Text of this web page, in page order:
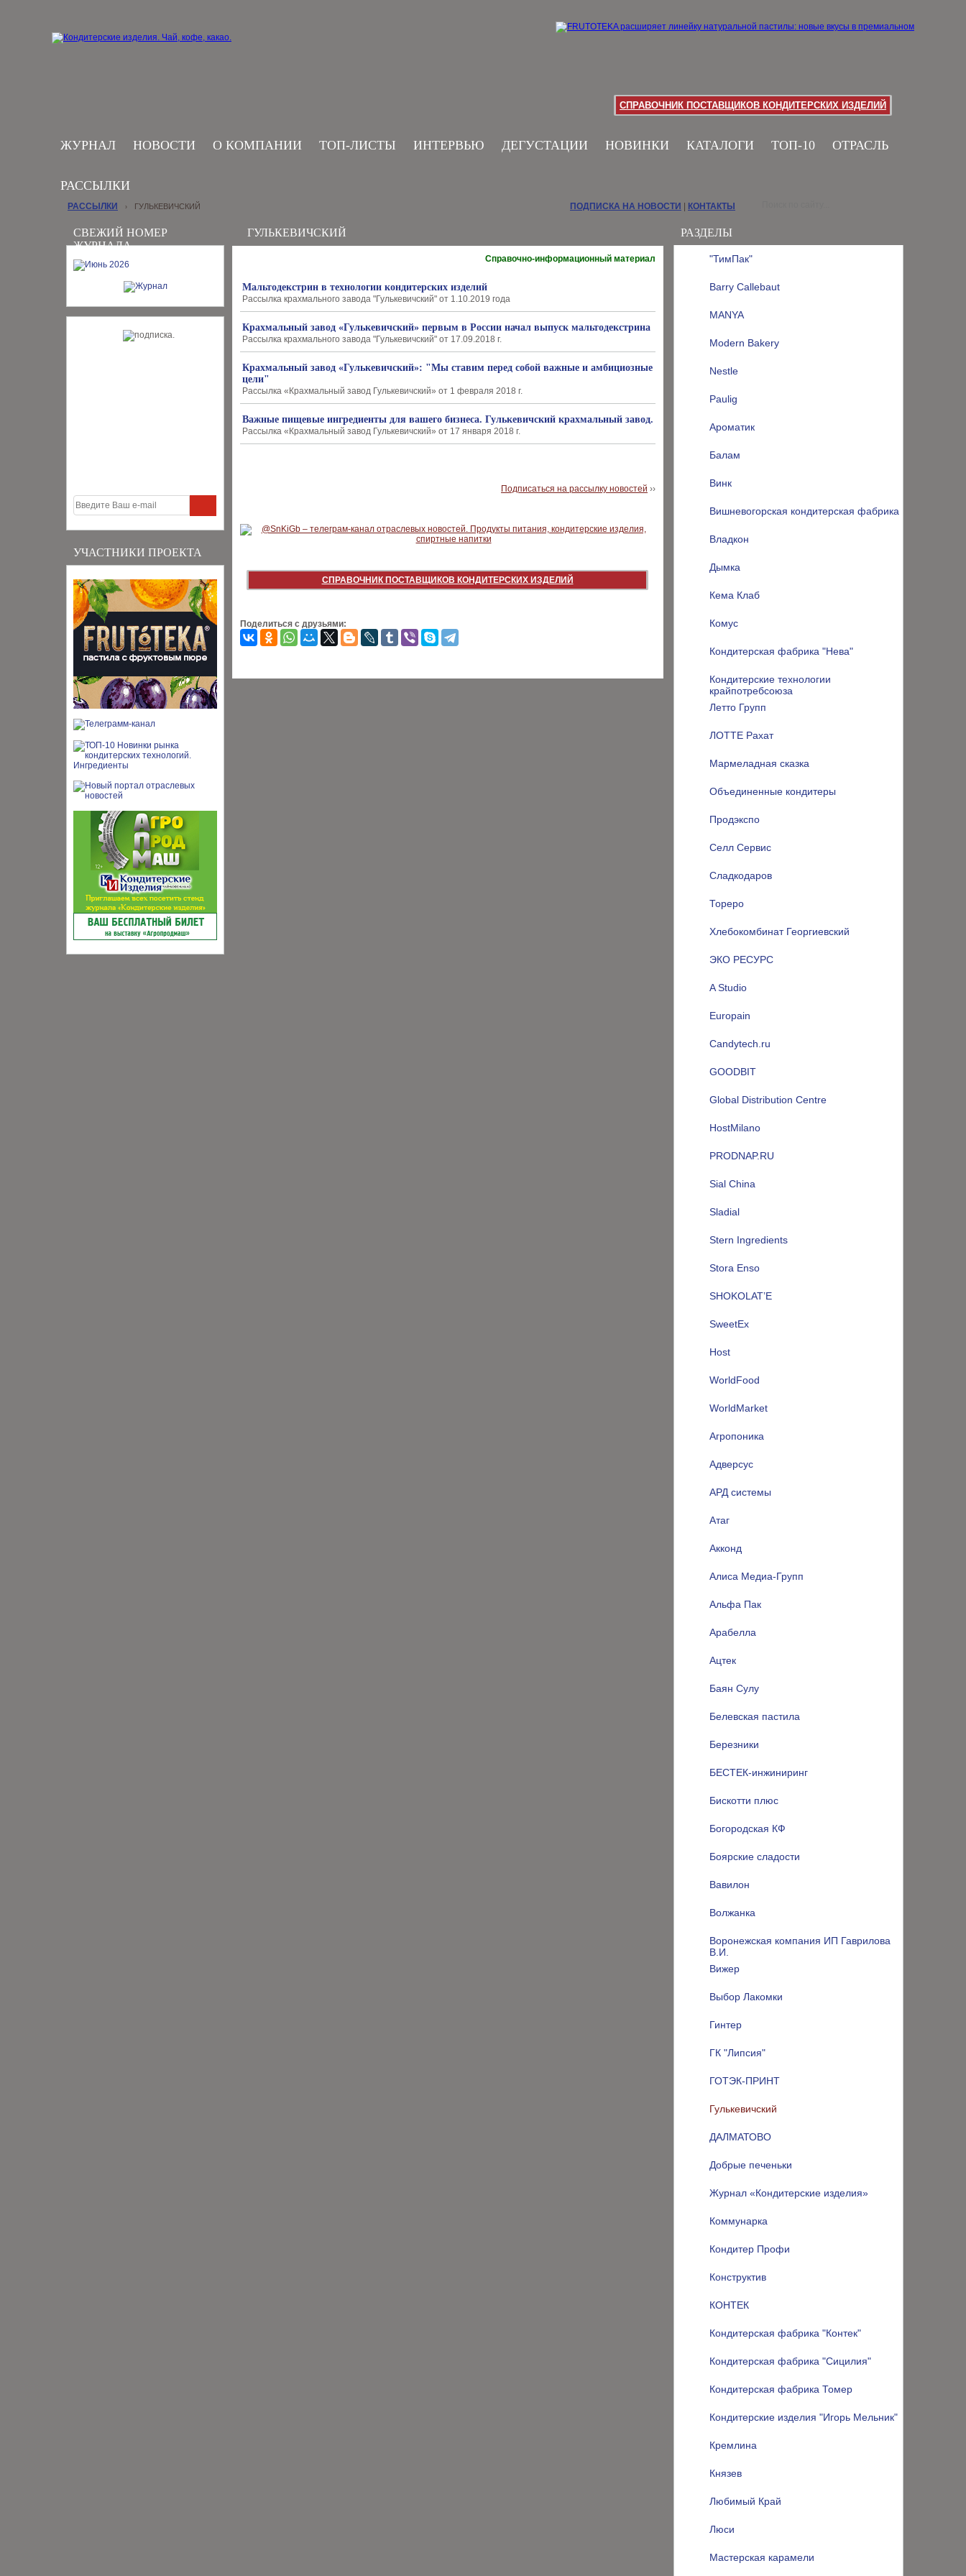
СПРАВОЧНИК ПОСТАВЩИКОВ КОНДИТЕРСКИХ ИЗДЕЛИЙ
ЖУРНАЛ НОВОСТИ О КОМПАНИИ ТОП-ЛИСТЫ ИНТЕРВЬЮ ДЕГУСТАЦИИ НОВИНКИ КАТАЛОГИ ТОП-10 ОТРАСЛЬ
РАССЫЛКИ
СВЕЖИЙ НОМЕР
ЖУРНАЛА
УЧАСТНИКИ ПРОЕКТА
РАЗДЕЛЫ
"ТимПак"
Barry Callebaut
MANYA
Modern Bakery
Nestle
Paulig
Ароматик
Балам
Винк
Вишневогорская кондитерская фабрика
Владкон
Дымка
Кема Клаб
Комус
Кондитерская фабрика "Нева"
Кондитерские технологии
крайпотребсоюза
Летто Групп
ЛОТТЕ Рахат
Мармеладная сказка
Объединенные кондитеры
Продэкспо
Селл Сервис
Сладкодаров
Тореро
Хлебокомбинат Георгиевский
ЭКО РЕСУРС
A Studio
Europain
Candytech.ru
GOODBIT
Global Distribution Centre
HostMilano
PRODNAP.RU
Sial China
Sladial
Stern Ingredients
Stora Enso
SHOKOLAT’E
SweetEx
Host
WorldFood
WorldMarket
Агропоника
Адверсус
АРД системы
Атаг
Акконд
Алиса Медиа-Групп
Альфа Пак
Арабелла
Ацтек
Баян Сулу
Белевская пастила
Березники
БЕСТЕК-инжиниринг
Бискотти плюс
Богородская КФ
Боярские сладости
Вавилон
Волжанка
Воронежская компания ИП Гаврилова
В.И.
Вижер
Выбор Лакомки
Гинтер
ГК "Липсия"
ГОТЭК-ПРИНТ
Гулькевичский
ДАЛМАТОВО
Добрые печеньки
Журнал «Кондитерские изделия»
Коммунарка
Кондитер Профи
Конструктив
КОНТЕК
Кондитерская фабрика "Контек"
Кондитерская фабрика "Сицилия"
Кондитерская фабрика Томер
Кондитерские изделия "Игорь Мельник"
Кремлина
Князев
Любимый Край
Люси
Мастерская карамели
РАССЫЛКИ › ГУЛЬКЕВИЧСКИЙ ПОДПИСКА НА НОВОСТИ КОНТАКТЫ
ГУЛЬКЕВИЧСКИЙ
Справочно-информационный материал
Мальтодекстрин в технологии кондитерских изделий
Рассылка крахмального завода "Гулькевичский" от 1.10.2019 года
Крахмальный завод «Гулькевичский» первым в России начал выпуск мальтодекстрина
Рассылка крахмального завода "Гулькевичский" от 17.09.2018 г.
Крахмальный завод «Гулькевичский»: "Мы ставим перед собой важные и амбициозные
цели"
Рассылка «Крахмальный завод Гулькевичский» от 1 февраля 2018 г.
Важные пищевые ингредиенты для вашего бизнеса. Гулькевичский крахмальный завод.
Рассылка «Крахмальный завод Гулькевичский» от 17 января 2018 г.
Подписаться на рассылку новостей ››
СПРАВОЧНИК ПОСТАВЩИКОВ КОНДИТЕРСКИХ ИЗДЕЛИЙ
Поделиться с друзьями: